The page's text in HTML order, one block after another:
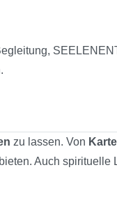
zu lassen. Von
Auch